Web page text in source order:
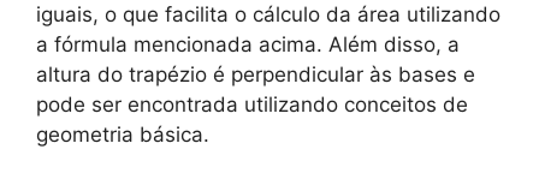
iguais, o que facilita o cálculo da área utilizando
a fórmula mencionada acima. Além disso, a
altura do trapézio é perpendicular às bases e
pode ser encontrada utilizando conceitos de
geometria básica.